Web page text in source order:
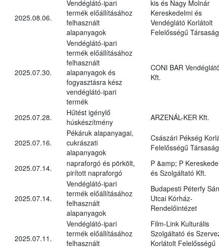
2025.08.06.
Vendéglátó-ipari
termék előállításához
felhasznált
alapanyagok
kis és Nagy Molnár
Kereskedelmi és
Vendéglátó Korlátolt
Felelősségű Társaság
2025.07.30.
Vendéglátó-ipari
termék előállításához
felhasznált
alapanyagok és
fogyasztásra kész
vendéglátó-ipari
termék
CONI BAR
Kft.
2025.07.28.
Hűtést igénylő
húskészítmény
ARZENÁL-KER Kft.
2025.07.16.
Pékáruk alapanyagai,
cukrászati
alapanyagok
Császári Pékség
Felelősségű Társaság
2025.07.14.
napraforgó és pörkölt,
pirított napraforgó
P &amp; P
és Szolgáltató Kft.
2025.07.14.
Vendéglátó-ipari
termék előállításához
felhasznált
alapanyagok
Budapesti Péterfy
Utcai Kórház-
Rendelőintézet
2025.07.11.
Vendéglátó-ipari
termék előállításához
felhasznált
Film-Link Kulturális
Szolgáltató és
Korlátolt Felelősségű